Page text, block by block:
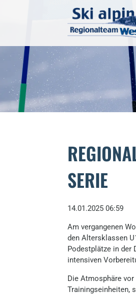
SERIE
14.01.2025 06:59
Am vergangenen
den Altersklassen
Podestplätze in der
intensiven
Die Atmosphäre
Trainingseinheiten,